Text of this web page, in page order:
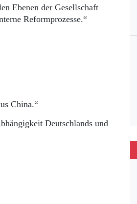
Ebenen der Gesellschaft
Reformprozesse.“
China.“
Deutschlands und